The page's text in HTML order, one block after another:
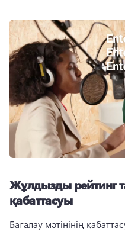
Жұлдызды рейтинг
қабаттасуы
Бағалау мәтінінің